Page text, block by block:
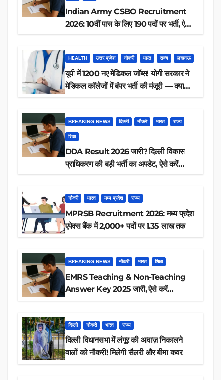
Indian Army CSBO Recruitment
2026: 10वीं पास के लिए 190 पदों पर भर्ती, ऐसे
HEALTH उत्तर प्रदेश नौकरी भारत राज्य लखनऊ
यूपी में 1200 नए मेडिकल जॉब्स! योगी सरकार ने
मेडिकल कॉलेजों में बंपर भर्ती की मंजूरी — क्या
BREAKING NEWS दिल्ली नौकरी भारत राज्य
शिक्षा
DDA Result 2026 जारी? दिल्ली विकास
प्राधिकरण की बड़ी भर्ती का अपडेट, ऐसे करें
नौकरी भारत मध्य प्रदेश राज्य
MPRSB Recruitment 2026: मध्य प्रदेश
एपेक्स बैंक में 2,000+ पदों पर 1.35 लाख तक
BREAKING NEWS नौकरी भारत शिक्षा
EMRS Teaching & Non-Teaching
Answer Key 2025 जारी, ऐसे करें
दिल्ली नौकरी भारत राज्य
दिल्ली विधानसभा में लंगूर की आवाज़ निकालने
वालों को नौकरी! मिलेगी सैलरी और बीमा कवर